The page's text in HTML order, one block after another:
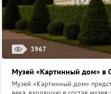
3967
Музей «Картинный дом» в
Музей «Картинный дом»